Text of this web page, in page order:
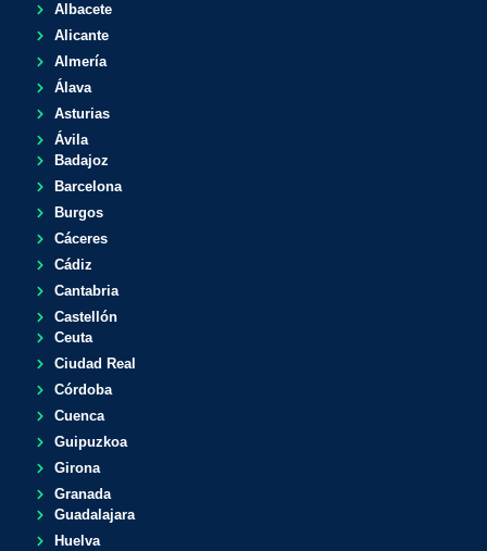
Albacete
Alicante
Almería
Álava
Asturias
Ávila
Badajoz
Barcelona
Burgos
Cáceres
Cádiz
Cantabria
Castellón
Ceuta
Ciudad Real
Córdoba
Cuenca
Guipuzkoa
Girona
Granada
Guadalajara
Huelva